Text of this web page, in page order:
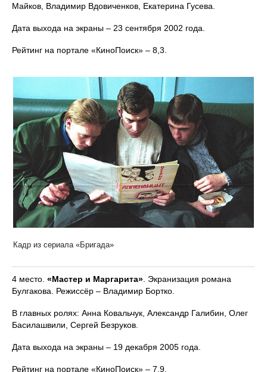
Майков, Владимир Вдовиченков, Екатерина Гусева.
Дата выхода на экраны – 23 сентября 2002 года.
Рейтинг на портале «КиноПоиск» – 8,3.
Кадр из сериала «Бригада»
4 место. «Мастер и Маргарита» . Экранизация романа
Булгакова. Режиссёр – Владимир Бортко.
В главных ролях: Анна Ковальчук, Александр Галибин, Олег
Басилашвили, Сергей Безруков.
Дата выхода на экраны – 19 декабря 2005 года.
Рейтинг на портале «КиноПоиск» – 7,9.